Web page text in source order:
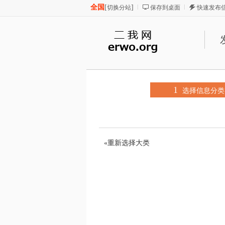
全国 [切换分站] 保存到桌面 快速发布
1 选择信息分类
«重新选择大类